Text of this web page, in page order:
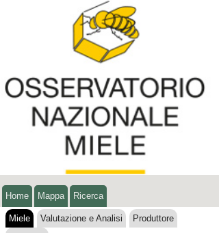
Home Mappa Ricerca
Miele Valutazione e Analisi
Produttore